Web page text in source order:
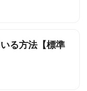
る方法【標準